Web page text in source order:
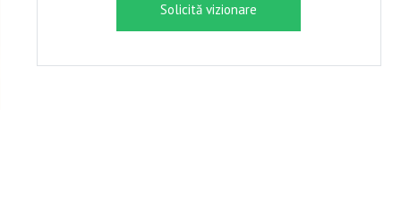
Solicită vizionare